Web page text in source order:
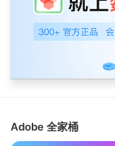
Adobe 全家桶